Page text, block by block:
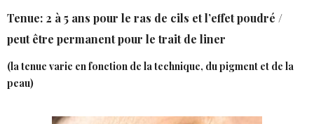
Tenue: 2 à 5 ans pour le ras de cils et l’effet poudré /
peut être permanent pour le trait de liner
(la tenue varie en fonction de la technique, du pigment et de la
peau)